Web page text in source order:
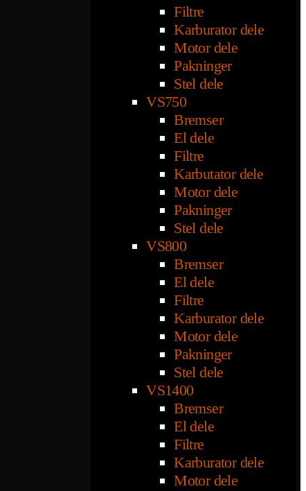
Filtre
Karburator dele
Motor dele
Pakninger
Stel dele
VS750
Bremser
El dele
Filtre
Karbutator dele
Motor dele
Pakninger
Stel dele
VS800
Bremser
El dele
Filtre
Karburator dele
Motor dele
Pakninger
Stel dele
VS1400
Bremser
El dele
Filtre
Karburator dele
Motor dele